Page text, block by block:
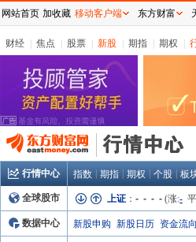
财经 焦点 股票 新股 期指 期权
行情中心 指数 期指 期权 个股 板
全球股市 上证 ： - - - - (涨:-
数据中心 新股申购 新股日历 资金流向
网站首页 加收藏 移动客户端 东方财富